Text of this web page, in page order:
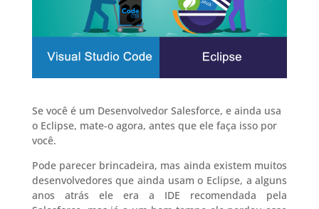
Se você é um Desenvolvedor Salesforce, e ainda usa
o Eclipse, mate-o agora, antes que ele faça isso por
você.
Pode parecer brincadeira, mas ainda existem muitos
desenvolvedores que ainda usam o Eclipse, a alguns
anos atrás ele era a IDE recomendada pela